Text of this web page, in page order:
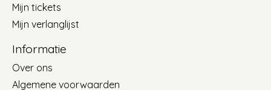
Mijn tickets
Mijn verlanglijst
Informatie
Over ons
Algemene voorwaarden